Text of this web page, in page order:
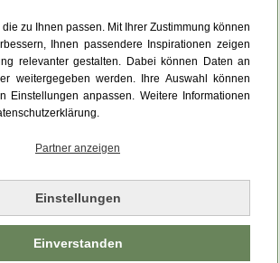
zu Ihnen passen. Mit Ihrer Zustimmung können
Ihnen passendere Inspirationen zeigen
relevanter gestalten. Dabei können Daten an
weitergegeben werden. Ihre Auswahl können
Einstellungen anpassen. Weitere Informationen
Partner anzeigen
Einstellungen
Einverstanden